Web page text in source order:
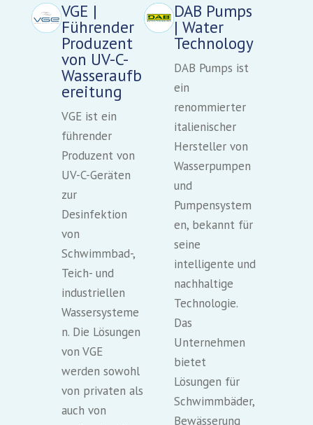
VGE |
Führender
Produzent
von UV-C-
Wasseraufb
ereitung
VGE ist ein
führender
Produzent von
UV-C-Geräten
zur
Desinfektion
von
Schwimmbad-,
Teich- und
industriellen
Wassersysteme
n. Die Lösungen
von VGE
werden sowohl
von privaten als
auch von
DAB Pumps
| Water
Technology
DAB Pumps ist
ein
renommierter
italienischer
Hersteller von
Wasserpumpen
und
Pumpensystem
en, bekannt für
seine
intelligente und
nachhaltige
Technologie.
Das
Unternehmen
bietet
Lösungen für
Schwimmbäder,
Bewässerung